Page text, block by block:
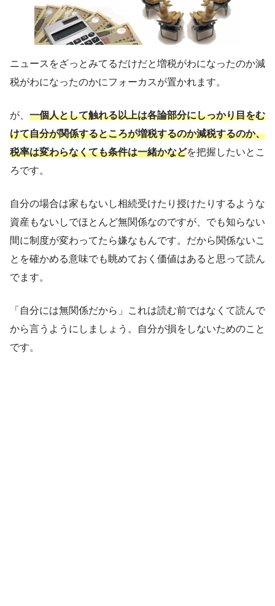
ニュースをざっとみてるだけだと増税がわになったのか減
税がわになったのかにフォーカスが置かれます。
が、 一個人として触れる以上は各論部分にしっかり目をむ
けて自分が関係するところが増税するのか減税するのか、
税率は変わらなくても条件は一緒かなどを把握したいとこ
ろです。
自分の場合は家もないし相続受けたり授けたりするような
資産もないしでほとんど無関係なのですが、でも知らない
間に制度が変わってたら嫌なもんです。だから関係ないこ
とを確かめる意味でも眺めておく価値はあると思って読ん
でます。
「自分には無関係だから」これは読む前ではなくて読んで
から言うようにしましょう。自分が損をしないためのこと
です。